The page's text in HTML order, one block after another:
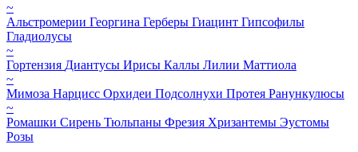
~
Альстромерии Георгина Герберы Гиацинт Гипсофилы
Гладиолусы
~
Гортензия Диантусы Ирисы Каллы Лилии Маттиола
~
Мимоза Нарцисс Орхидеи Подсолнухи Протея Ранункулюсы
~
Ромашки Сирень Тюльпаны Фрезия Хризантемы Эустомы
Розы